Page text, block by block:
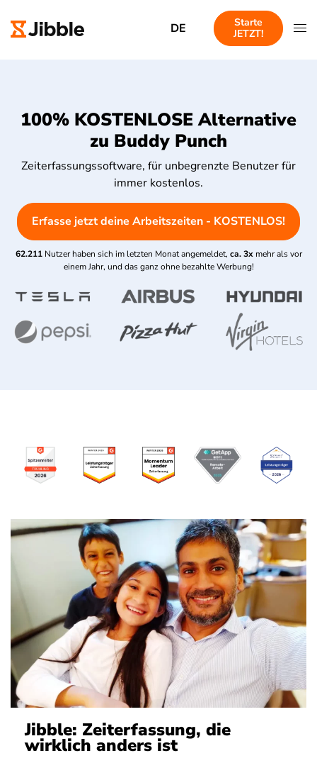
DE
Starte
JETZT!
100% KOSTENLOSE Alternative
zu Buddy Punch
Zeiterfassungssoftware, für unbegrenzte Benutzer für
immer kostenlos.
Erfasse jetzt deine Arbeitszeiten - KOSTENLOS!
62.211 Nutzer haben sich im letzten Monat angemeldet, ca. 3x mehr als vor
einem Jahr, und das ganz ohne bezahlte Werbung!
Jibble: Zeiterfassung, die
wirklich anders ist